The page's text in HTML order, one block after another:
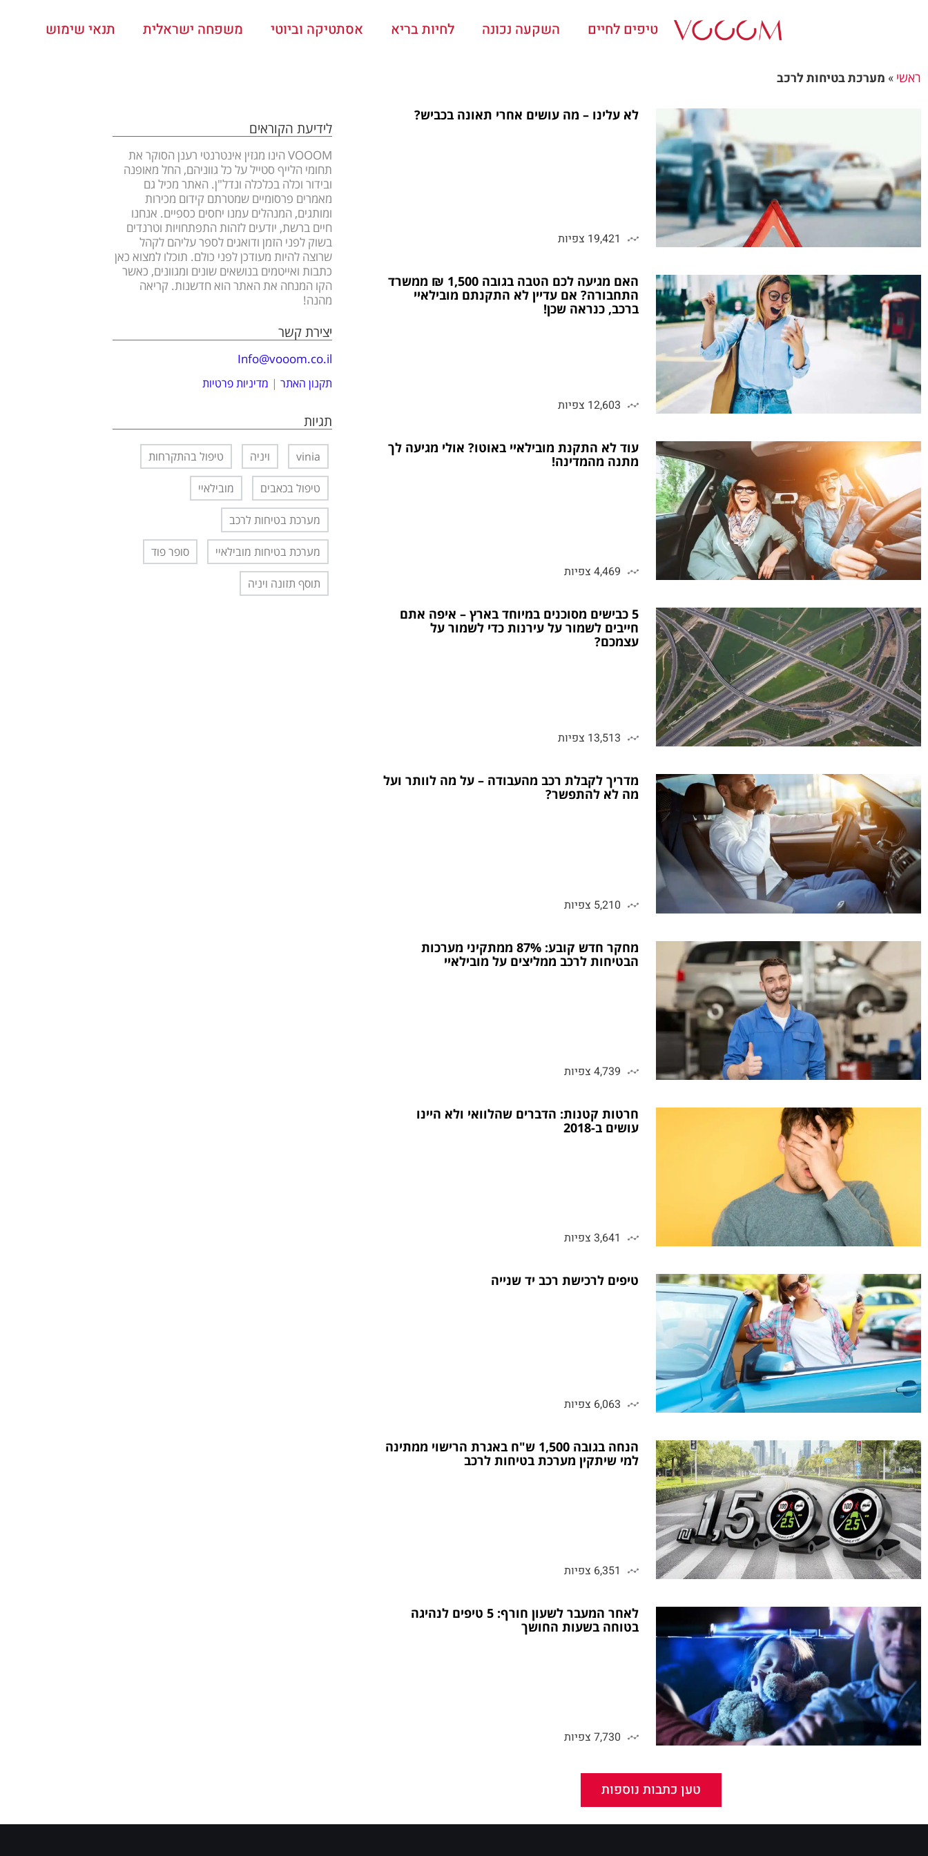
טיפים לחיים השקעה נכונה לחיות בריא אסתטיקה וביוטי משפחה ישראלית תנאי שימוש
ראשי » מערכת בטיחות לרכב
לא עלינו – מה עושים אחרי תאונה בכביש?
19,421 צפיות
האם מגיעה לכם הטבה בגובה 1,500 ₪ ממשרד
התחבורה? אם עדיין לא התקנתם מובילאיי
ברכב, כנראה שכן!
12,603 צפיות
עוד לא התקנת מובילאיי באוטו? אולי מגיעה לך
מתנה מהמדינה!
4,469 צפיות
5 כבישים מסוכנים במיוחד בארץ – איפה אתם
חייבים לשמור על עירנות כדי לשמור על
עצמכם?
13,513 צפיות
מדריך לקבלת רכב מהעבודה – על מה לוותר ועל
מה לא להתפשר?
5,210 צפיות
מחקר חדש קובע: 87% ממתקיני מערכות
הבטיחות לרכב ממליצים על מובילאיי
4,739 צפיות
חרטות קטנות: הדברים שהלוואי ולא היינו
עושים ב-2018
3,641 צפיות
טיפים לרכישת רכב יד שנייה
6,063 צפיות
הנחה בגובה 1,500 ש"ח באגרת הרישוי ממתינה
למי שיתקין מערכת בטיחות לרכב
6,351 צפיות
לאחר המעבר לשעון חורף: 5 טיפים לנהיגה
בטוחה בשעות החושך
7,730 צפיות
טען כתבות נוספות
לידיעת הקוראים
VOOOM הינו מגזין אינטרנטי רענן הסוקר את
תחומי הלייף סטייל על כל גווניהם, החל מאופנה
ובידור וכלה בכלכלה ונדל"ן. האתר מכיל גם
מאמרים פרסומיים שמטרתם קידום מכירות
ומותגים, המנהלים עמנו יחסים כספיים. אנחנו
חיים ברשת, יודעים לזהות התפתחויות וטרנדים
בשוק לפני הזמן ודואגים לספר עליהם לקהל
שרוצה להיות מעודכן לפני כולם. תוכלו למצוא כאן
כתבות ואייטמים בנושאים שונים ומגוונים, כאשר
הקו המנחה את האתר הוא חדשנות. קריאה
מהנה!
יצירת קשר
Info@vooom.co.il
תקנון האתר| מדיניות פרטיות
תגיות
vinia ויניה טיפול בהתקרחות
טיפול בכאבים מובילאיי
מערכת בטיחות לרכב
מערכת בטיחות מובילאיי סופר פוד
תוסף תזונה ויניה